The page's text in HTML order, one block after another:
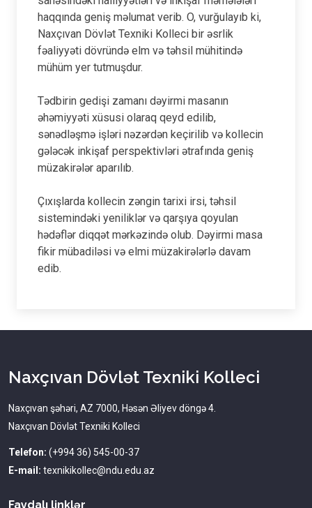
haqqında geniş məlumat verib. O, vurğulayıb ki,
Naxçıvan Dövlət Texniki Kolleci bir əsrlik
fəaliyyəti dövründə elm və təhsil mühitində
mühüm yer tutmuşdur.
Tədbirin gedişi zamanı dəyirmi masanın
əhəmiyyəti xüsusi olaraq qeyd edilib,
sənədləşmə işləri nəzərdən keçirilib və kollecin
gələcək inkişaf perspektivləri ətrafında geniş
müzakirələr aparılıb.
Çıxışlarda kollecin zəngin tarixi irsi, təhsil
sistemindəki yeniliklər və qarşıya qoyulan
hədəflər diqqət mərkəzində olub. Dəyirmi masa
fikir mübadiləsi və elmi müzakirələrlə davam
edib.
Naxçıvan Dövlət Texniki Kolleci
Naxçıvan şəhəri, AZ 7000, Həsən Əliyev döngə 4.
Naxçıvan Dövlət Texniki Kolleci
Telefon: (+994 36) 545-00-37
E-mail: texnikikollec@ndu.edu.az
Faydalı linklər